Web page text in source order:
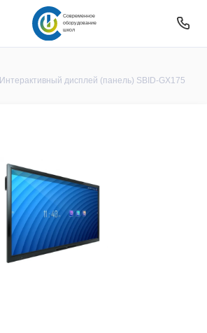
Современное
оборудование
школ
Интерактивный дисплей (панель) SBID-GX175